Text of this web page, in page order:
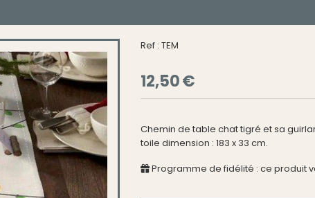
Ref : TEM
12,50€
Chemin de table chat tigré et sa
toile dimension : 183 x 33 cm.
Programme de fidélité : ce produit